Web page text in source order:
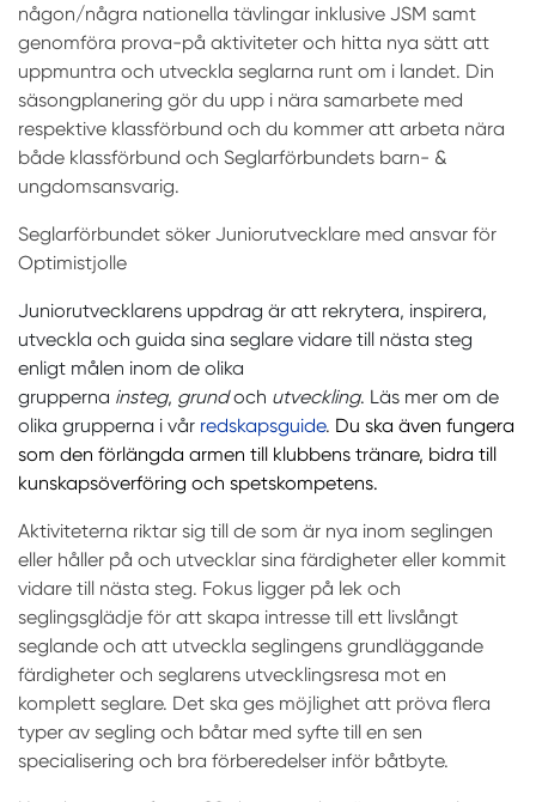
någon/några nationella tävlingar inklusive JSM samt
genomföra prova-på aktiviteter och hitta nya sätt att
uppmuntra och utveckla seglarna runt om i landet. Din
säsongplanering gör du upp i nära samarbete med
respektive klassförbund och du kommer att arbeta nära
både klassförbund och Seglarförbundets barn- &
ungdomsansvarig.
Seglarförbundet söker Juniorutvecklare med ansvar för
Optimistjolle
Juniorutvecklarens uppdrag är att rekrytera, inspirera,
utveckla och guida sina seglare vidare till nästa steg
enligt målen inom de olika
grupperna insteg, grundoch utveckling. Läs mer om de
olika grupperna i vår redskapsguide. Du ska även fungera
som den förlängda armen till klubbens tränare, bidra till
kunskapsöverföring och spetskompetens.
Aktiviteterna riktar sig till de som är nya inom seglingen
eller håller på och utvecklar sina färdigheter eller kommit
vidare till nästa steg. Fokus ligger på lek och
seglingsglädje för att skapa intresse till ett livslångt
seglande och att utveckla seglingens grundläggande
färdigheter och seglarens utvecklingsresa mot en
komplett seglare. Det ska ges möjlighet att pröva flera
typer av segling och båtar med syfte till en sen
specialisering och bra förberedelser inför båtbyte.